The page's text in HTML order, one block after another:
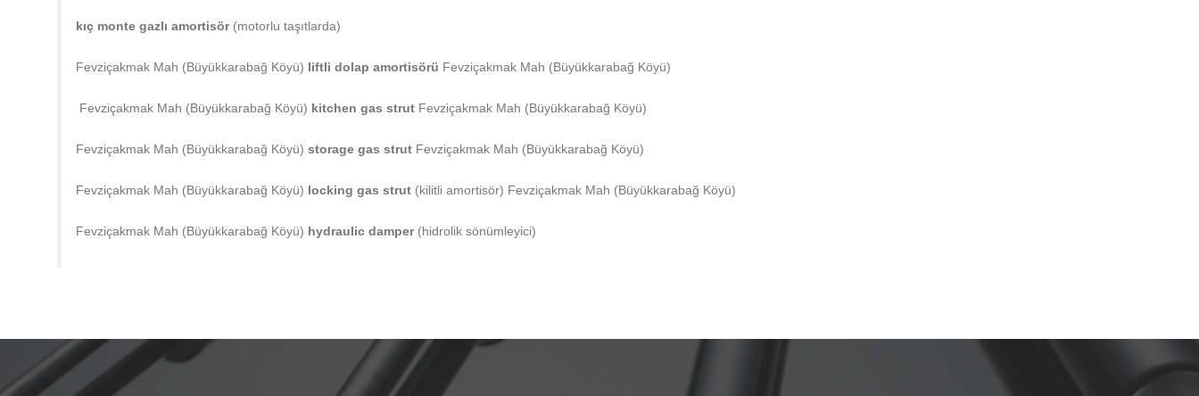
kıç monte gazlı amortisör(motorlu taşıtlarda)
Fevziçakmak Mah (Büyükkarabağ Köyü) liftli dolap amortisörü Fevziçakmak Mah (Büyükkarabağ Köyü)
Fevziçakmak Mah (Büyükkarabağ Köyü) kitchen gas strut Fevziçakmak Mah (Büyükkarabağ Köyü)
Fevziçakmak Mah (Büyükkarabağ Köyü) storage gas strut Fevziçakmak Mah (Büyükkarabağ Köyü)
Fevziçakmak Mah (Büyükkarabağ Köyü) locking gas strut (kilitli amortisör) Fevziçakmak Mah (Büyükkarabağ Köyü)
Fevziçakmak Mah (Büyükkarabağ Köyü) hydraulic damper(hidrolik sönümleyici)